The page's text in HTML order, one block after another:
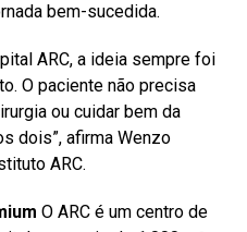
bem-sucedida.
ARC, a ideia sempre foi
O paciente não precisa
ou cuidar bem da
dois”, afirma Wenzo
ARC.
O ARC é um centro de